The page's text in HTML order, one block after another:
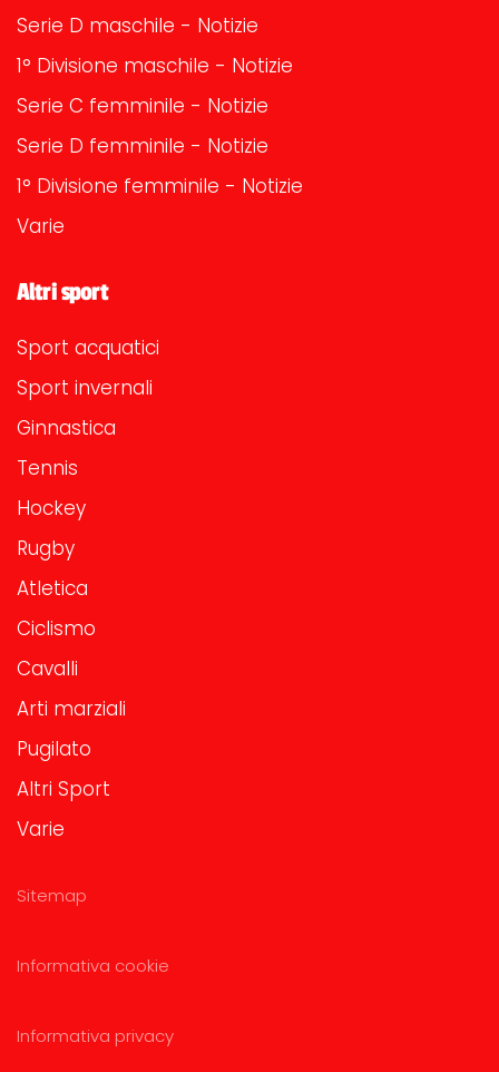
Serie D maschile - Notizie
1° Divisione maschile - Notizie
Serie C femminile - Notizie
Serie D femminile - Notizie
1° Divisione femminile - Notizie
Varie
Altri sport
Sport acquatici
Sport invernali
Ginnastica
Tennis
Hockey
Rugby
Atletica
Ciclismo
Cavalli
Arti marziali
Pugilato
Altri Sport
Varie
Sitemap
Informativa cookie
Informativa privacy